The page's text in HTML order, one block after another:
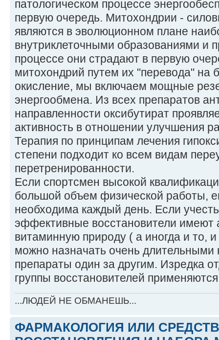
патологическом процессе
первую очередь. Митохондрии -
являются в эволюционном плане
внутриклеточными образованиями и
процессе они страдают в первую
митохондрий путем их "перевода" на
окисление, мы включаем мощные
энергообмена. Из всех препаратов
направленности оксибутират
активность в отношении улучшения
Терапия по принципам лечения
степени подходит ко всем видам
перетренированности.
Если спортсмен высокой
большой объем физической работы,
необходима каждый день. Если
эффективные восстановители имеют
витаминную природу ( а иногда и то,
можно назначать очень длительными
препараты один за другим. Изредка
группы восстановителей
...ЛЮДЕЙ НЕ ОБМАНЕШЬ...
ФАРМАКОЛОГИЯ ИЛИ